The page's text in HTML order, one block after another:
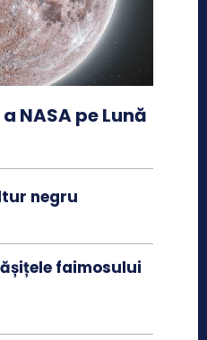
NASA pe Lună
negru
faimosului